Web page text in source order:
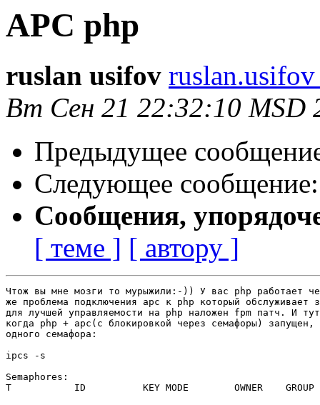
APC php
ruslan usifov
Вт Сен 21 22:32:10 MSD
Предыдущее
Следующее
Сообщения,
[ теме ] [ автору ]
Чтож вы мне мозги то мурыжили:-)) У вас php работает
же проблема подключения apc к php который
для лучшей управляемости на php наложен fpm патч. И
когда php + apc(с блокировкой через семафоры)
одного семафора:
ipcs -s
Semaphores:
T           ID          KEY MODE        OWNER    GROUP